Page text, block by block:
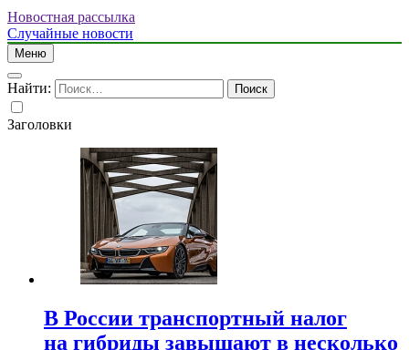
Новостная рассылка
Случайные новости
Меню
Найти:
Заголовки
В России транспортный налог
на гибриды завышают в несколько